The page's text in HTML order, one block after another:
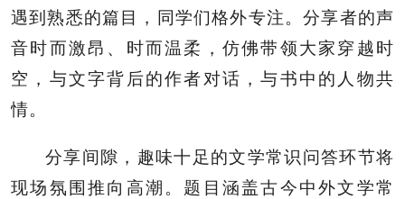
遇到熟悉的篇目，同学们格外专注。分享者的声
音时而激昂、时而温柔，仿佛带领大家穿越时
空，与文字背后的作者对话，与书中的人物共
情。
分享间隙，趣味十足的文学常识问答环节将
现场氛围推向高潮。题目涵盖古今中外文学常